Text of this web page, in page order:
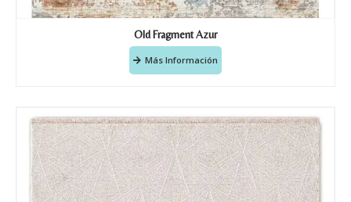
Old Fragment Azur
Más Información